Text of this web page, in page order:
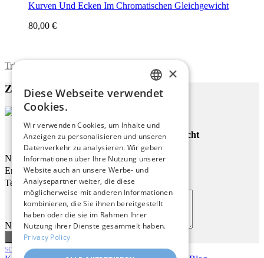
Kurven Und Ecken Im Chromatischen Gleichgewicht
80,00 €
Trimite formularul
Zu diesem Werk
Abstraktes Orangefarbenes Licht
Name
Email
Telefon
Nachricht
scroll
ENGLISH
GERMAN
FRENCH
×
Diese Webseite verwendet
Cookies.
Wir verwenden Cookies, um Inhalte und
Anzeigen zu personalisieren und unseren
Datenverkehr zu analysieren. Wir geben
Informationen über Ihre Nutzung unserer
Website auch an unsere Werbe- und
Analysepartner weiter, die diese
möglicherweise mit anderen Informationen
kombinieren, die Sie ihnen bereitgestellt
haben oder die sie im Rahmen Ihrer
Nutzung ihrer Dienste gesammelt haben.
Privacy Policy